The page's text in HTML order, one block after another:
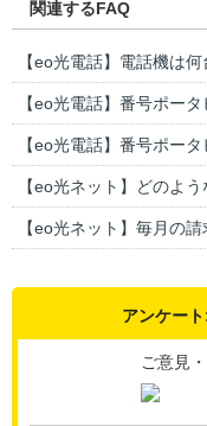
関連するFAQ
【eo光電話】電話機は何
【eo光電話】番号ポータ
【eo光電話】番号ポータ
【eo光ネット】どのよう
【eo光ネット】毎月の請
アンケー
ご意見